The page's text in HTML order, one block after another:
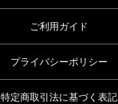
ご利用ガイド
プライバシーポリシー
特定商取引法に基づく表記